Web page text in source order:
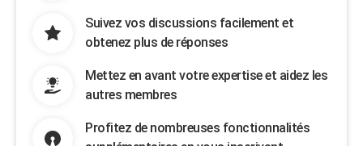
Suivez vos discussions facilement et
obtenez plus de réponses
Mettez en avant votre expertise et aidez les
autres membres
Profitez de nombreuses fonctionnalités